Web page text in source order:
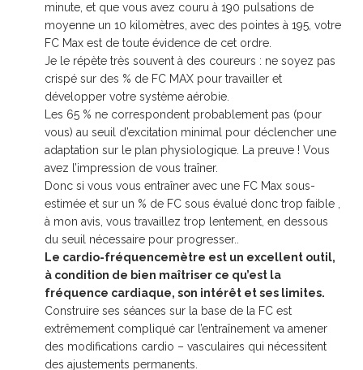
minute, et que vous avez couru à 190 pulsations de
moyenne un 10 kilomètres, avec des pointes à 195, votre
FC Max est de toute évidence de cet ordre.
Je le répète très souvent à des coureurs : ne soyez pas
crispé sur des % de FC MAX pour travailler et
développer votre système aérobie.
Les 65 % ne correspondent probablement pas (pour
vous) au seuil d’excitation minimal pour déclencher une
adaptation sur le plan physiologique. La preuve ! Vous
avez l’impression de vous traîner.
Donc si vous vous entraîner avec une FC Max sous-
estimée et sur un % de FC sous évalué donc trop faible ,
à mon avis, vous travaillez trop lentement, en dessous
du seuil nécessaire pour progresser..
Le cardio-fréquencemètre est un excellent outil,
à condition de bien maîtriser ce qu’est la
fréquence cardiaque, son intérêt et ses limites.
Construire ses séances sur la base de la FC est
extrêmement compliqué car l’entraînement va amener
des modifications cardio – vasculaires qui nécessitent
des ajustements permanents.